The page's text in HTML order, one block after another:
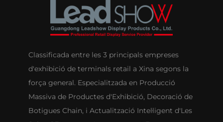
Classificada entre les 3 principals empreses
d'exhibició de terminals retail a Xina segons la
força general. Especialitzada en Producció
Massiva de Productes d'Exhibició, Decoració de
Botigues Chain, i Actualització Intel·ligent d'Les